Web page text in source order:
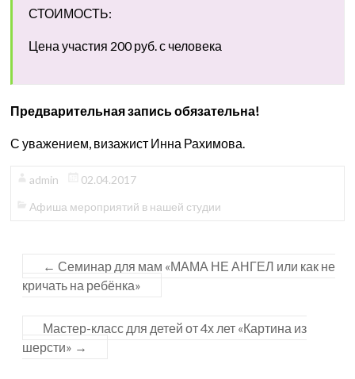
СТОИМОСТЬ:
Цена участия 200 руб. с человека
Предварительная запись обязательна!
С уважением, визажист Инна Рахимова.
admin
02.04.2017
Афиша мероприятий в нашей студии
← Семинар для мам «МАМА НЕ АНГЕЛ или как не
кричать на ребёнка»
Мастер-класс для детей от 4х лет «Картина из
шерсти» →